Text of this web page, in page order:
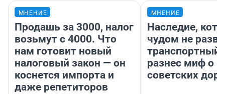
МНЕНИЕ
Продашь за 3000, налог
возьмут с 4000. Что
нам готовит новый
налоговый закон — он
коснется импорта и
даже репетиторов
МНЕНИЕ
Наследие,
чудом не
транспортный
разнес миф о
советских